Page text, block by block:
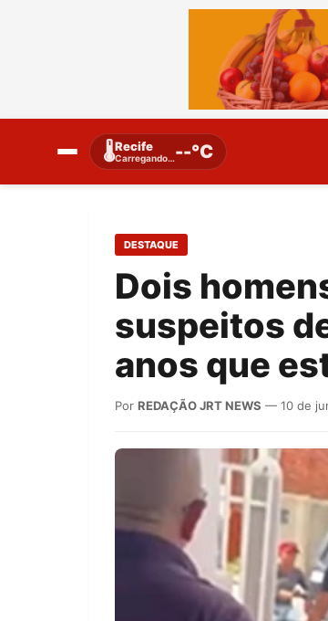
🌡️Recife
Carregando…--°C
DESTAQUE
Dois
suspeitos
anos que
Por REDAÇÃO JRT NEWS — 10 de